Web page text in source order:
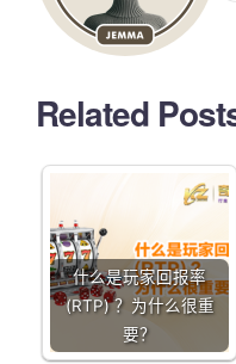
Related
什么是玩家回报率
(RTP) ？为什么很重
要？